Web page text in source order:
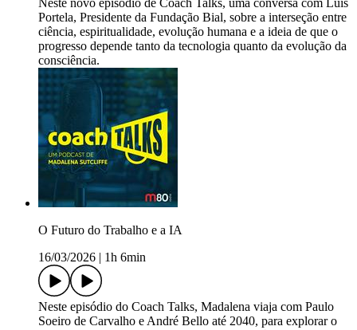
Neste novo episódio de Coach Talks, uma conversa com Luís
Portela, Presidente da Fundação Bial, sobre a interseção entre
ciência, espiritualidade, evolução humana e a ideia de que o
progresso depende tanto da tecnologia quanto da evolução da
consciência.
O Futuro do Trabalho e a IA
16/03/2026
1h 6min
Neste episódio do Coach Talks, Madalena viaja com Paulo
Soeiro de Carvalho e André Bello até 2040, para explorar o